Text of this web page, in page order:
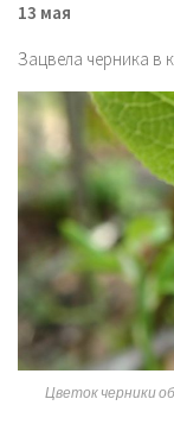
13 мая
Зацвела черника в
Цветок черники